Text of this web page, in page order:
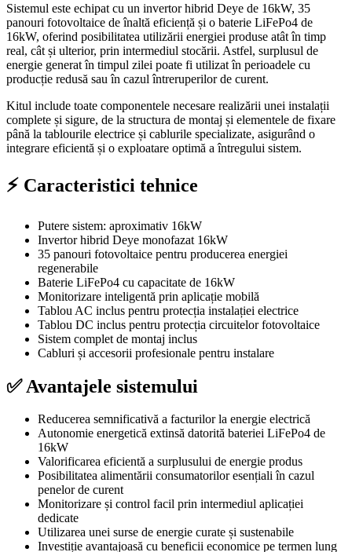
Sistemul este echipat cu un invertor hibrid Deye de 16kW, 35
panouri fotovoltaice de înaltă eficiență și o baterie LiFePo4 de
16kW, oferind posibilitatea utilizării energiei produse atât în timp
real, cât și ulterior, prin intermediul stocării. Astfel, surplusul de
energie generat în timpul zilei poate fi utilizat în perioadele cu
producție redusă sau în cazul întreruperilor de curent.
Kitul include toate componentele necesare realizării unei instalații
complete și sigure, de la structura de montaj și elementele de fixare
până la tablourile electrice și cablurile specializate, asigurând o
integrare eficientă și o exploatare optimă a întregului sistem.
⚡ Caracteristici tehnice
Putere sistem: aproximativ 16kW
Invertor hibrid Deye monofazat 16kW
35 panouri fotovoltaice pentru producerea energiei
regenerabile
Baterie LiFePo4 cu capacitate de 16kW
Monitorizare inteligentă prin aplicație mobilă
Tablou AC inclus pentru protecția instalației electrice
Tablou DC inclus pentru protecția circuitelor fotovoltaice
Sistem complet de montaj inclus
Cabluri și accesorii profesionale pentru instalare
✅ Avantajele sistemului
Reducerea semnificativă a facturilor la energie electrică
Autonomie energetică extinsă datorită bateriei LiFePo4 de
16kW
Valorificarea eficientă a surplusului de energie produs
Posibilitatea alimentării consumatorilor esențiali în cazul
penelor de curent
Monitorizare și control facil prin intermediul aplicației
dedicate
Utilizarea unei surse de energie curate și sustenabile
Investiție avantajoasă cu beneficii economice pe termen lung